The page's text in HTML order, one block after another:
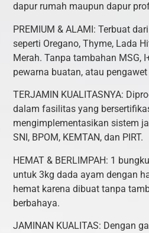
dapur rumah maupun dapur
PREMIUM & ALAMI: Terbuat
seperti Oregano, Thyme, Lada
Merah. Tanpa tambahan MSG,
pewarna buatan, atau
TERJAMIN KUALITASNYA:
dalam fasilitas yang
mengimplementasikan sistem
SNI, BPOM, KEMTAN, dan PIRT.
HEMAT & BERLIMPAH: 1
untuk 3kg dada ayam dengan
hemat karena dibuat tanpa
berbahaya.
JAMINAN KUALITAS: Dengan